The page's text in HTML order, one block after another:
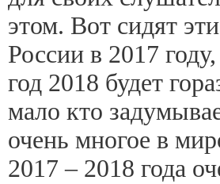
этом. Вот сидят
России в 2017
год 2018 будет
мало кто
очень многое в
2017 – 2018 года